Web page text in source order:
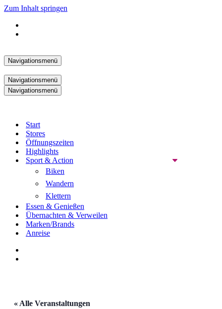
Zum Inhalt springen
Navigationsmenü
Navigationsmenü
Navigationsmenü
Start
Stores
Öffnungszeiten
Highlights
Sport & Action
Biken
Wandern
Klettern
Essen & Genießen
Übernachten & Verweilen
Marken/Brands
Anreise
« Alle Veranstaltungen